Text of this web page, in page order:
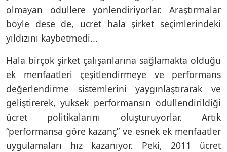
olmayan ödüllere yönlendiriyorlar. Araştırmalar
böyle dese de, ücret hala şirket seçimlerindeki
yıldızını kaybetmedi...
Hala birçok şirket çalışanlarına sağlamakta olduğu
ek menfaatleri çeşitlendirmeye ve performans
değerlendirme sistemlerini yaygınlaştırarak ve
geliştirerek, yüksek performansın ödüllendirildiği
ücret politikalarını oluşturuyorlar. Artık
“performansa göre kazanç” ve esnek ek menfaatler
uygulamaları hız kazanıyor. Peki, 2011 ücret